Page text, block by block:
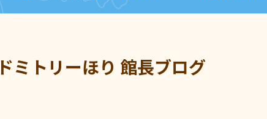
ドミトリーほり 館長ブログ